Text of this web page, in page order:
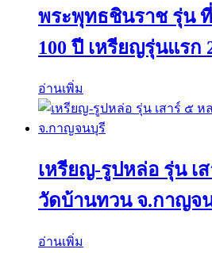
พระพุทธชินราช รุ่น
100 ปี เหรียญรุ่นแรก
อ่านเพิ่ม
เหรียญ-รูปหล่อ รุ่น เ
วัดบ้านทวน จ.กาญจ
อ่านเพิ่ม